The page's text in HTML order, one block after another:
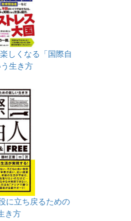
しくなる「国際自
生き方
に立ち戻るための
き方